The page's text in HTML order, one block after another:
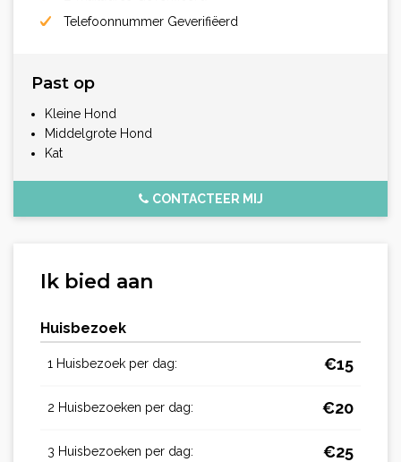
Telefoonnummer Geverifiëerd
Past op
Kleine Hond
Middelgrote Hond
Kat
CONTACTEER MIJ
Ik bied aan
Huisbezoek
1 Huisbezoek per dag: €15
2 Huisbezoeken per dag: €20
3 Huisbezoeken per dag: €25